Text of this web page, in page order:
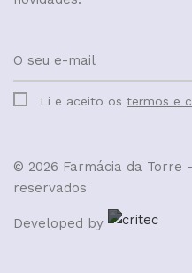
Li e aceito os termos e
© 2026 Farmácia da Torre
reservados
Developed by